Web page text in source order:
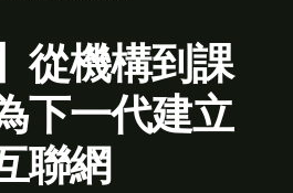
從機構到課
下一代建立
聯網